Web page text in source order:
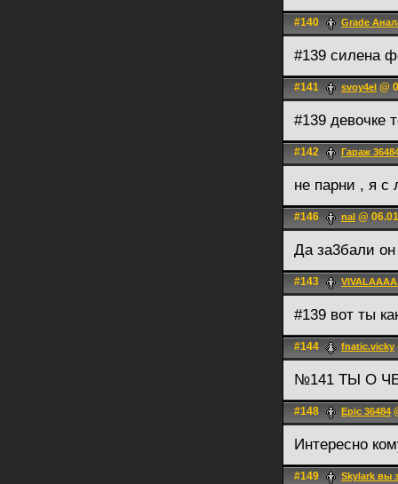
#140 Grade
#139 силена
#141 svoy4el @
#139 девочке
#142 Гараж
не парни , я с
#146 nal @
Да за3бали
#143
#139 вот ты
#144 fnatic.vicky
№141 ТЫ О
#148 Epic 36484
Интересно
#149 Skylark вы